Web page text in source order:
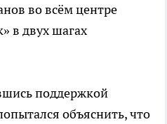
во всём центре
в двух шагах
поддержкой
объяснить, что